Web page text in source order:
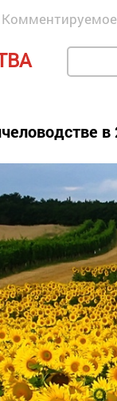
Комментируемое
в